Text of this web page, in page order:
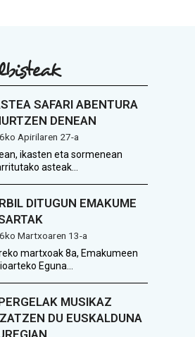
SAFARI ABENTURA
DENEAN
Apirilaren 27-a
ikasten eta sormenean
asteak…
DITUGUN EMAKUME
Martxoaren 13-a
martxoak 8a, Emakumeen
Eguna…
MUSIKAZ
DU EUSKALDUNA